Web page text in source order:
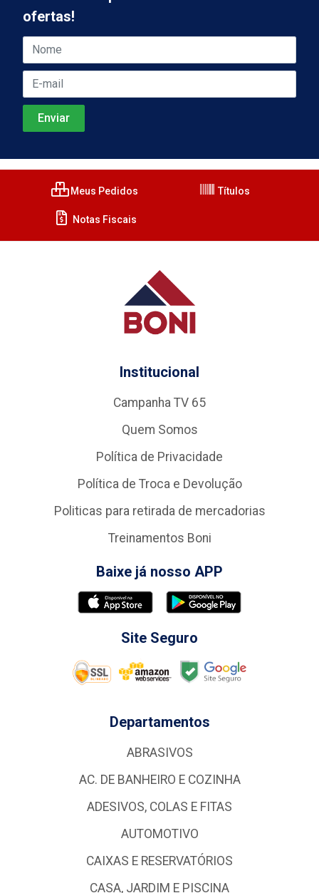
ofertas!
Meus Pedidos Títulos
Notas Fiscais
Institucional
Campanha TV 65
Quem Somos
Política de Privacidade
Política de Troca e Devolução
Politicas para retirada de mercadorias
Treinamentos Boni
Baixe já nosso APP
Site Seguro
Departamentos
ABRASIVOS
AC. DE BANHEIRO E COZINHA
ADESIVOS, COLAS E FITAS
AUTOMOTIVO
CAIXAS E RESERVATÓRIOS
CASA, JARDIM E PISCINA